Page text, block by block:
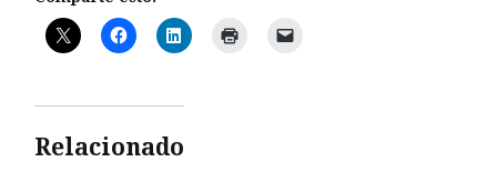
Relacionado